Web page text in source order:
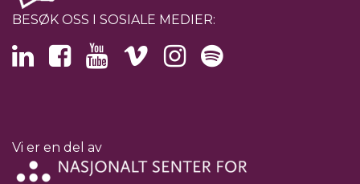
BESØK OSS I SOSIALE MEDIER:
Vi er en del av